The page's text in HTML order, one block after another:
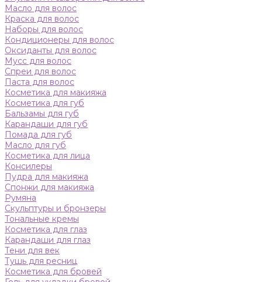
Масло для волос
Краска для волос
Наборы для волос
Кондиционеры для волос
Оксиданты для волос
Мусс для волос
Спреи для волос
Паста для волос
Косметика для макияжа
Косметика для губ
Бальзамы для губ
Карандаши для губ
Помада для губ
Масло для губ
Косметика для лица
Консилеры
Пудра для макияжа
Спонжи для макияжа
Румяна
Скульптуры и бронзеры
Тональные кремы
Косметика для глаз
Карандаши для глаз
Тени для век
Тушь для ресниц
Косметика для бровей